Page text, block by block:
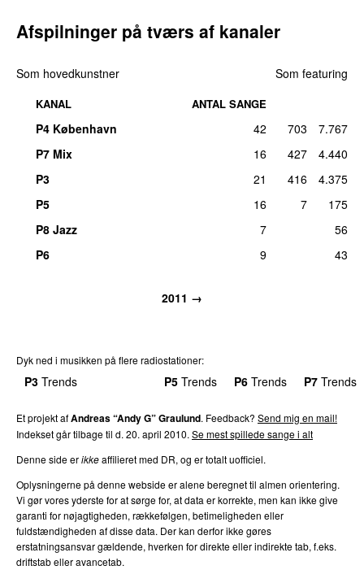
Afspilninger på tværs af kanaler
Som hovedkunstner Som featuring
KANAL ANTAL SANGE
P4 København 42 703
7.767
P7 Mix
16 427
4.440
P3
21 416
4.375
P5
16 7
175
P8 Jazz
7
56
P6
9 43
2011 →
Dyk ned i musikken på flere radiostationer:
P3 Trends P5 Trends P6 Trends P7 Trends
Et projekt afAndreas “Andy G” Graulund. Feedback? Send mig en mail!
Indekset går tilbage til d. 20. april 2010. Se mest spillede sange i alt
Denne side erikkeaffilieret med DR, og er totalt uofficiel.
Oplysningerne på denne webside er alene beregnet til almen orientering.
Vi gør vores yderste for at sørge for, at data er korrekte, men kan ikke give
garanti for nøjagtigheden, rækkefølgen, betimeligheden eller
fuldstændigheden af disse data. Der kan derfor ikke gøres
erstatningsansvar gældende, hverken for direkte eller indirekte tab, f.eks.
driftstab eller avancetab.